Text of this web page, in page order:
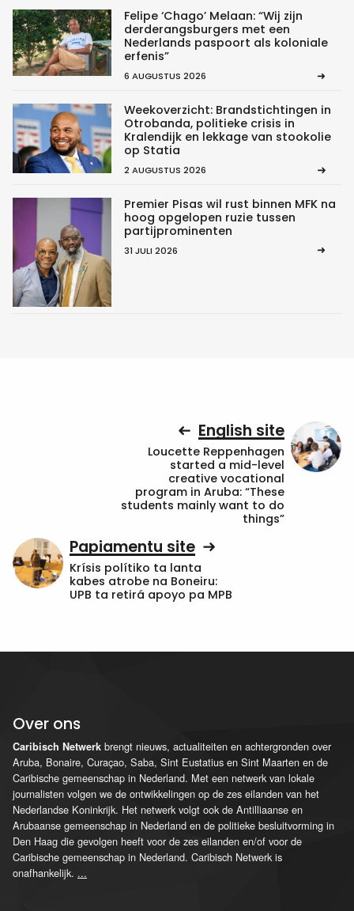
Felipe ‘Chago’ Melaan: “Wij zijn
derderangsburgers met een
Nederlands paspoort als koloniale
erfenis”
6 AUGUSTUS 2026
Weekoverzicht: Brandstichtingen in
Otrobanda, politieke crisis in
Kralendijk en lekkage van stookolie
op Statia
2 AUGUSTUS 2026
Premier Pisas wil rust binnen MFK na
hoog opgelopen ruzie tussen
partijprominenten
31 JULI 2026
English site
Loucette Reppenhagen
started a mid-level
creative vocational
program in Aruba: “These
students mainly want to do
things”
Papiamentu site
Krísis polítiko ta lanta
kabes atrobe na Boneiru:
UPB ta retirá apoyo pa MPB
Over ons
Caribisch Netwerk brengt nieuws, actualiteiten en achtergronden over
Aruba, Bonaire, Curaçao, Saba, Sint Eustatius en Sint Maarten en de
Caribische gemeenschap in Nederland. Met een netwerk van lokale
journalisten volgen we de ontwikkelingen op de zes eilanden van het
Nederlandse Koninkrijk. Het netwerk volgt ook de Antilliaanse en
Arubaanse gemeenschap in Nederland en de politieke besluitvorming in
Den Haag die gevolgen heeft voor de zes eilanden en/of voor de
Caribische gemeenschap in Nederland. Caribisch Netwerk is
onafhankelijk. ...